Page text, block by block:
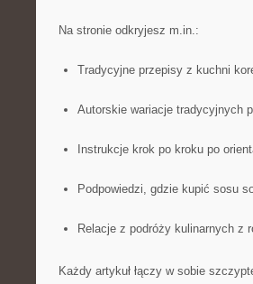
Na stronie odkryjesz m.in.:
Tradycyjne przepisy z kuchni
Autorskie wariacje tradycyjnych
Instrukcje krok po kroku po
Podpowiedzi, gdzie kupić sosu
Relacje z podróży kulinarnych z
Każdy artykuł łączy w sobie